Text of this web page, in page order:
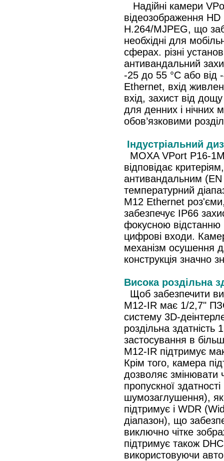
Надійні камери
відеозображення
H.264/MJPEG, що
необхідні для
сферах. різні
антивандальний
-25 до 55 °C або від
Ethernet, вхід
вхід, захист від
для денних і нічних
обов’язковими
Індустріальний
MOXA VPort P16-
відповідає
антивандальним
температурний
M12 Ethernet
забезпечує IP66
фокусною відстанню
цифрові входи.
механізм осушення
конструкція значно
Висока роздільна
Щоб забезпечити
M12-IR має 1/2,7"
систему 3D-
роздільна
застосування в
M12-IR підтримує
Крім того, камера
дозволяє змінювати
пропускної
шумозаглушення),
підтримує і WDR
діапазон), що
виключно чітке
підтримує також
використовуючи